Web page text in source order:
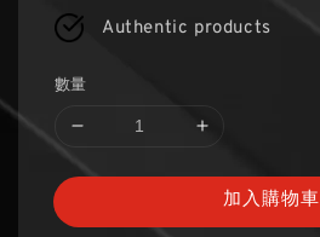
Authentic products
數量
加入購物車